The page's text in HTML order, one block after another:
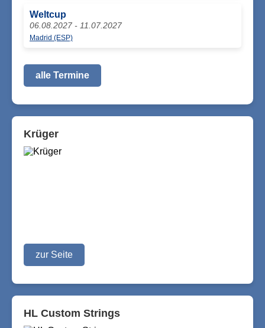
Weltcup
06.08.2027 - 11.07.2027
Madrid (ESP)
alle Termine
Krüger
zur Seite
HL Custom Strings